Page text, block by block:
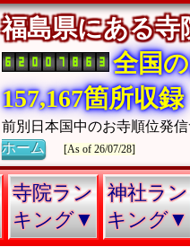
福島県にある
全国
157,167箇所収録
前別日本国中のお寺順位発
ホーム
[As of 26/07/28]
寺院ラン
キング▼
神社ラン
キング▼